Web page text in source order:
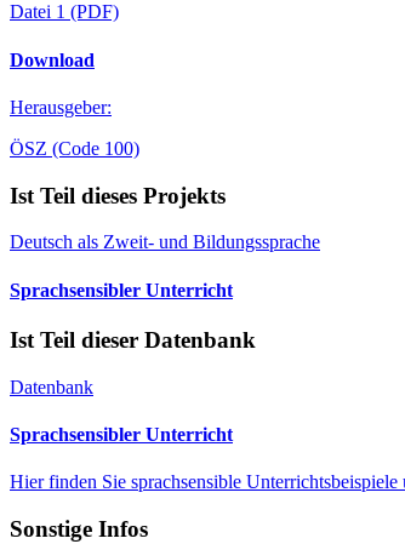
Datei 1 (PDF)
Download
Herausgeber:
ÖSZ (Code 100)
Ist Teil dieses Projekts
Deutsch als Zweit- und Bildungssprache
Sprachsensibler Unterricht
Ist Teil dieser Datenbank
Datenbank
Sprachsensibler Unterricht
Hier finden Sie sprachsensible
Sonstige Infos